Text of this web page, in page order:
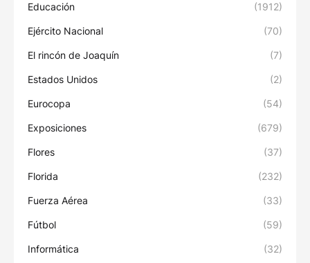
Educación (1912)
Ejército Nacional (70)
El rincón de Joaquín (7)
Estados Unidos (2)
Eurocopa (54)
Exposiciones (679)
Flores (37)
Florida (232)
Fuerza Aérea (33)
Fútbol (59)
Informática (32)